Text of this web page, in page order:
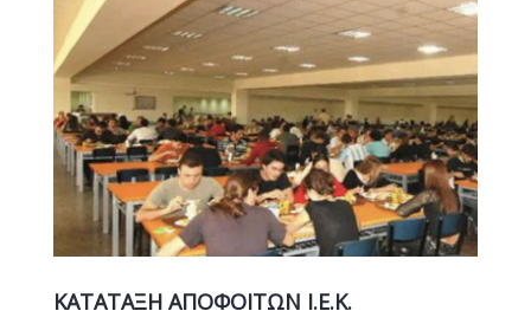
ΚΑΤΑΤΑΞΗ ΑΠΟΦΟΙΤΩΝ Ι.Ε.Κ.